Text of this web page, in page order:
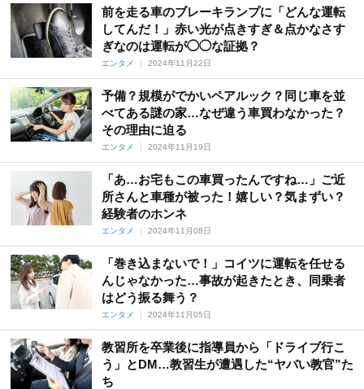
前を走る車のブレーキランプに「どんな運転
してんだ！」赤い光が点きすぎ＆点かなさす
ぎなのは運転が◯◯な証拠？
エンタメ 2024年11月22日
予備？規模がでかいペアルック？同じ車を並
べてある謎の家…なぜ違う車買わなかった？
その理由に迫る
エンタメ 2024年11月19日
「あ…お宅もこの車買ったんですね…」ご近
所さんと車種が被った！嬉しい？気まずい？
経験者のホンネ
エンタメ 2024年11月08日
「巻き込まないで！」コイツに運転を任せる
んじゃなかった…事故が起きたとき、同乗者
はどう振る舞う？
エンタメ 2024年11月05日
教習所を卒業後に指導員から「ドライブ行こ
う」とDM…教習生が遭遇した“ヤバい教官”た
ち